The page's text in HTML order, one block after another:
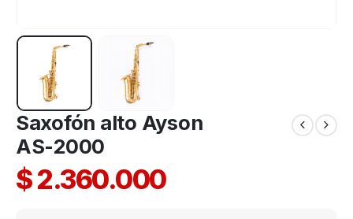
Saxofón alto Ayson
AS-2000
$2.360.000